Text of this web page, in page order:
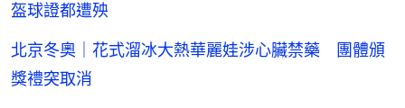
盔球證都遭殃
北京冬奧｜花式溜冰大熱華麗娃涉心臟禁藥 團體頒
獎禮突取消